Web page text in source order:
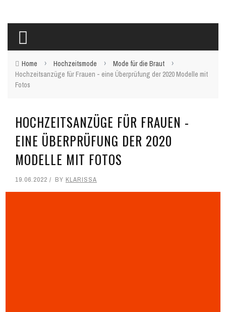
Home › Hochzeitsmode › Mode für die Braut ›
Hochzeitsanzüge für Frauen - eine Überprüfung der 2020 Modelle mit
Fotos
HOCHZEITSANZÜGE FÜR FRAUEN -
EINE ÜBERPRÜFUNG DER 2020
MODELLE MIT FOTOS
19.06.2022 BY KLARISSA